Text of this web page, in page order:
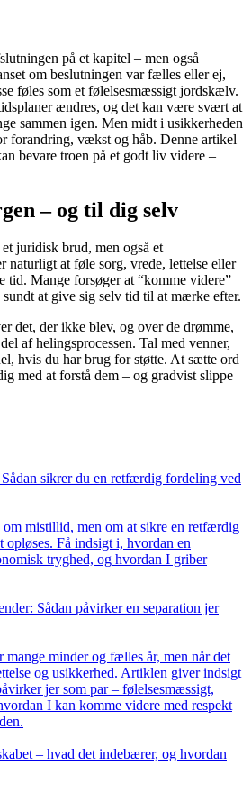
på et kapitel – men også
om beslutningen var fælles eller ej,
føles som et følelsesmæssigt jordskælv.
ændres, og det kan være svært at
sammen igen. Men midt i usikkerheden
forandring, vækst og håb. Denne artikel
bevare troen på et godt liv videre –
– og til dig selv
juridisk brud, men også et
naturligt at føle sorg, vrede, lettelse eller
tid. Mange forsøger at “komme videre”
at give sig selv tid til at mærke efter.
det, der ikke blev, og over de drømme,
af helingsprocessen. Tal med venner,
hvis du har brug for støtte. At sætte ord
med at forstå dem – og gradvist slippe
sikrer du en retfærdig fordeling ved
mistillid, men om at sikre en retfærdig
Få indsigt i, hvordan en
tryghed, og hvordan I griber
Sådan påvirker en separation jer
mange minder og fælles år, men når det
og usikkerhed. Artiklen giver indsigt
jer som par – følelsesmæssigt,
I kan komme videre med respekt
– hvad det indebærer, og hvordan